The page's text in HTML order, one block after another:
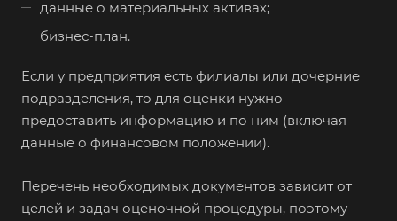
данные о материальных активах;
бизнес-план.
Если у предприятия есть филиалы или дочерние
подразделения, то для оценки нужно
предоставить информацию и по ним (включая
данные о финансовом положении).
Перечень необходимых документов зависит от
целей и задач оценочной процедуры, поэтому
Благодарный
Богородицк
Большой Камень
Бор
Борзя
Борисоглебск
Боровичи